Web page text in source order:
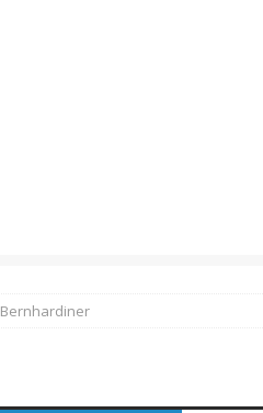
Bernhardiner